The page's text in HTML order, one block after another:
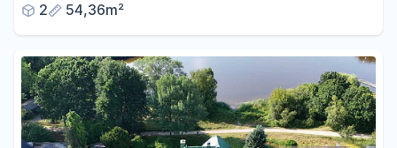
2
54,36m²